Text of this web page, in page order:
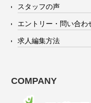
スタッフの声
エントリー・問い合わ
求人編集方法
COMPANY